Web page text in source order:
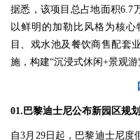
据悉，该项目总占地面积6.7
以鲜明的加勒比风格为核
目、戏水池及餐饮商售配套
施，构建“沉浸式休闲+景观游
01.巴黎迪士尼公布新园区规
自3月29日起，巴黎迪士尼度